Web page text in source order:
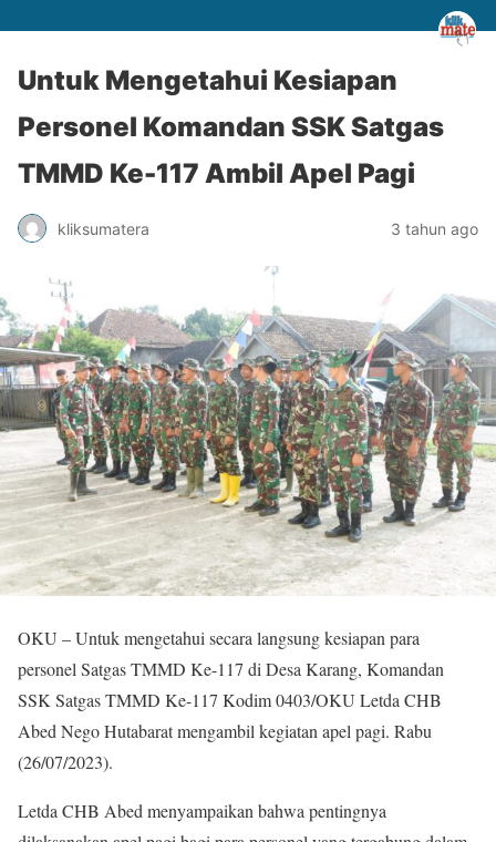
Untuk Mengetahui Kesiapan
Personel Komandan SSK Satgas
TMMD Ke-117 Ambil Apel Pagi
kliksumatera 3 tahun ago
OKU – Untuk mengetahui secara langsung kesiapan para
personel Satgas TMMD Ke-117 di Desa Karang, Komandan
SSK Satgas TMMD Ke-117 Kodim 0403/OKU Letda CHB
Abed Nego Hutabarat mengambil kegiatan apel pagi. Rabu
(26/07/2023).
Letda CHB Abed menyampaikan bahwa pentingnya